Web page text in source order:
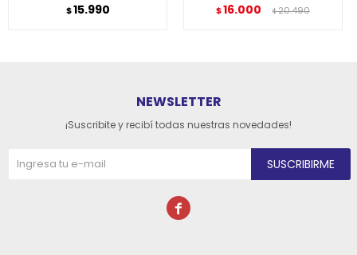
$15.990 $16.000 $20.490
NEWSLETTER
¡Suscribite y recibí todas nuestras novedades!
SUSCRIBIRME
